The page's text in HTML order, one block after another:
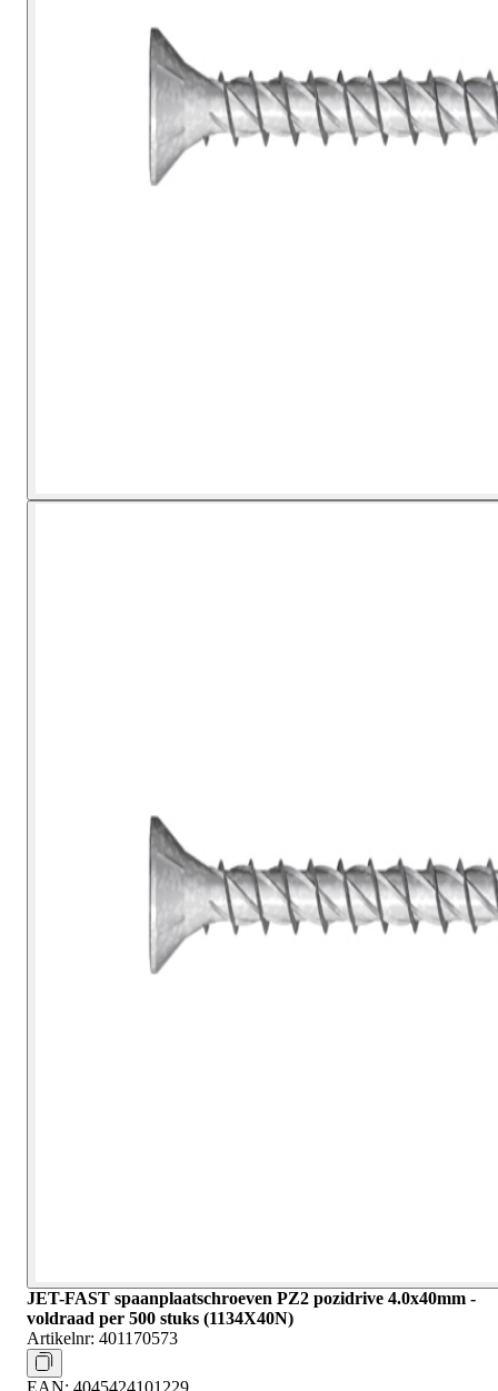
JET-FAST spaanplaatschroeven PZ2 pozidrive 4.0x40mm -
voldraad per 500 stuks (1134X40N)
Artikelnr: 401170573
EAN: 4045424101229